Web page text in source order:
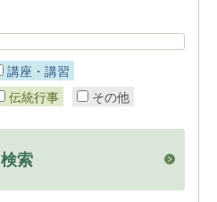
講座・講習
伝統行事 その他
検索